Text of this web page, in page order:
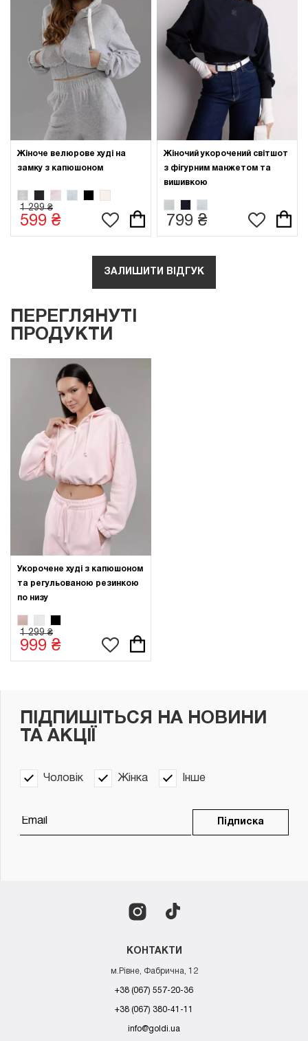
Жіноче велюрове худі на
замку з капюшоном
1 299 ₴
599 ₴
Жіночий укорочений світшот
з фігурним манжетом та
вишивкою
799 ₴
ЗАЛИШИТИ ВІДГУК
ПЕРЕГЛЯНУТІ
ПРОДУКТИ
Укорочене худі з капюшоном
та регульованою резинкою
по низу
1 299 ₴
999 ₴
КОНТАКТИ
м.Рівне, Фабрична, 12
+38 (067) 557-20-36
+38 (067) 380-41-11
info@goldi.ua
ПІДПИШІТЬСЯ НА НОВИНИ
ТА АКЦІЇ
Чоловік Жінка Інше
Підписка